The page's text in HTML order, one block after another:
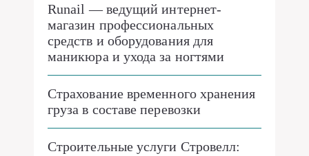
Runail — ведущий интернет-
магазин профессиональных
средств и оборудования для
маникюра и ухода за ногтями
Страхование временного хранения
груза в составе перевозки
Строительные услуги Стровелл: